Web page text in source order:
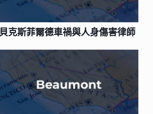
貝克斯菲爾德車禍與人身傷害律師